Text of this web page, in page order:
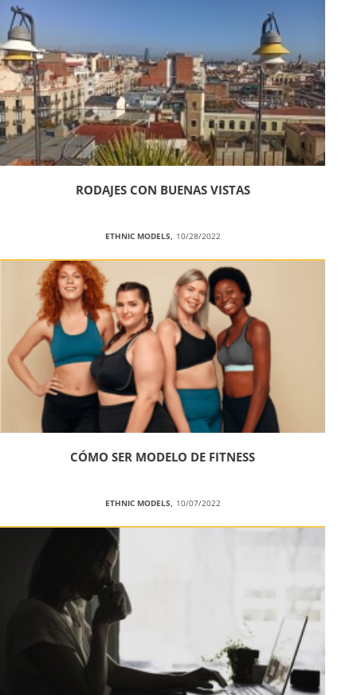
RODAJES CON BUENAS VISTAS
ETHNIC MODELS, 10/28/2022
CÓMO SER MODELO DE FITNESS
ETHNIC MODELS, 10/07/2022